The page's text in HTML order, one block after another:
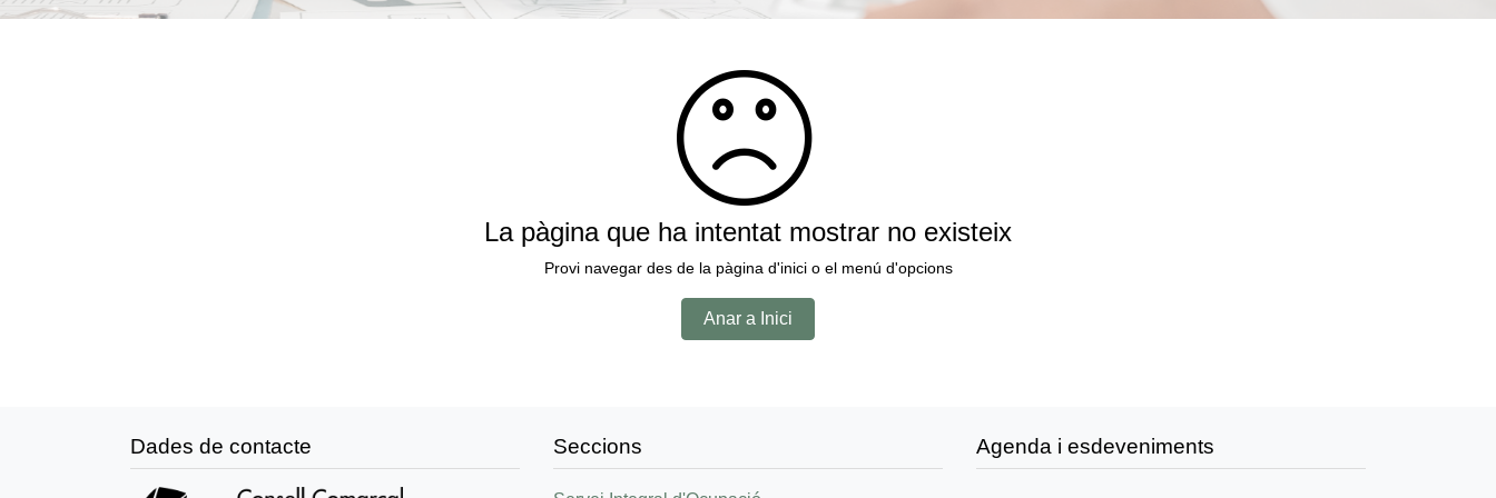
La pàgina que ha intentat mostrar no existeix
Provi navegar des de la pàgina d'inici o el menú d'opcions
Anar a Inici
Dades de contacte Seccions Agenda i esdeveniments